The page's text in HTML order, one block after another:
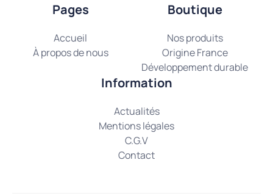
Pages
Accueil
À propos de nous
Boutique
Nos produits
Origine France
Développement durable
Information
Actualités
Mentions légales
C.G.V
Contact